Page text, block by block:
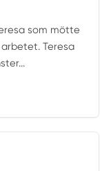
som mötte
Teresa